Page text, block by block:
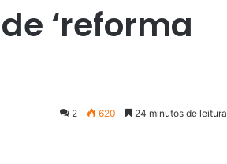
‘reforma
2 620 24 minutos de leitura